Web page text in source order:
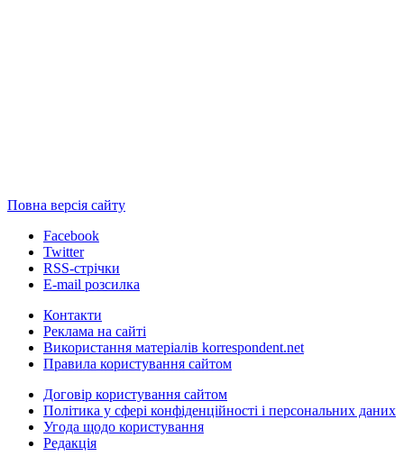
Повна версія сайту
Facebook
Twitter
RSS-стрічки
E-mail розсилка
Контакти
Реклама на сайті
Використання матеріалів korrespondent.net
Правила користування сайтом
Договір користування сайтом
Політика у сфері конфіденційності і персональних даних
Угода щодо користування
Редакція